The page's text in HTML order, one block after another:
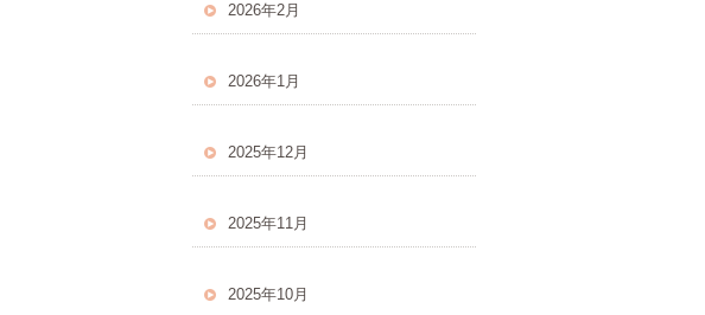
2026年2月
2026年1月
2025年12月
2025年11月
2025年10月